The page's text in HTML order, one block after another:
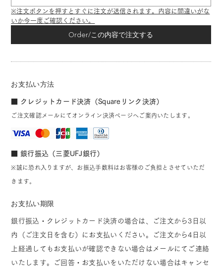
※注文ボタンを押すとすぐに注文が送信されます。内容に間違いがな
いか今一度ご確認ください。
Order/この内容で注文する
お支払い方法
■ クレジットカード決済（Squareリンク決済）
ご注文確認メールにてオンライン決済ページへご案内いたします。
■ 銀行振込（三菱UFJ銀行）
※誠に恐れ入りますが、お振込手数料はお客様のご負担とさせていただ
きます。
お支払い期限
銀行振込・クレジットカード決済の場合は、ご注文から3日以
内（ご注文日を含む）にお支払いください。ご注文から4日以
上経過してもお支払いが確認できない場合はメールにてご連絡
いたします。ご回答・お支払いをいただけない場合はキャンセ